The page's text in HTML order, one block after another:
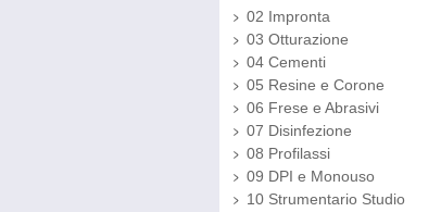
02 Impronta
03 Otturazione
04 Cementi
05 Resine e Corone
06 Frese e Abrasivi
07 Disinfezione
08 Profilassi
09 DPI e Monouso
10 Strumentario Studio